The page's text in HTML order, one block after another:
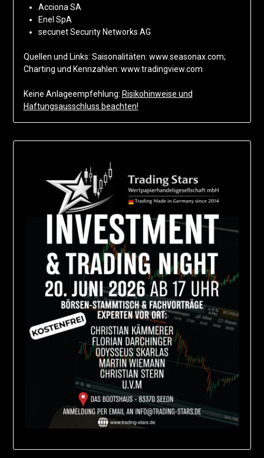
Acciona SA
Enel SpA
secunet Security Networks AG
Quellen und Links: Saisonalitäten: www.seasonax.com;
Charting und Kennzahlen: www.tradingview.com
Keine Anlageempfehlung: Risikohinweise und
Haftungsausschluss beachten!